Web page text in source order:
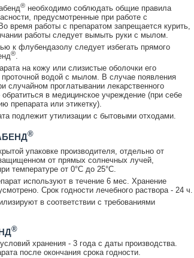
®необходимо соблюдать общие правила
предусмотренные при работе с
время работы с препаратом запрещается курить,
работы следует вымыть руки с мылом.
к флубендазолу следует избегать прямого
®.
на кожу или слизистые оболочки его
водой с мылом. В случае появления
случайном проглатывании лекарственного
в медицинское учреждение (при себе
препарата или этикетку).
подлежит утилизации с бытовыми отходами.
®
упаковке производителя, отдельно от
от прямых солнечных лучей,
температуре от 0°С до 25°С.
используют в течение 6 мес. Хранение
Срок годности лечебного раствора - 24 ч.
в соответствии с требованиями
®
хранения - 3 года с даты производства.
после окончания срока годности.